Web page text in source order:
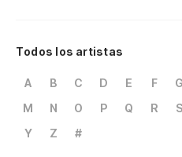
Todos los artistas
A B C D E F G
M
N O P Q R S
Y
Z #